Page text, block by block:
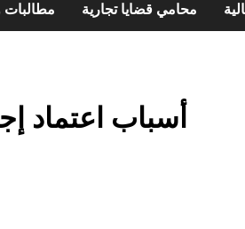
مطالبات محامي قضايا تجارية
أسباب اعتماد